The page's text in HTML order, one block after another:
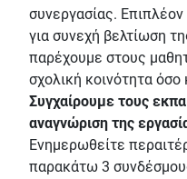
συνεργασίας.
για συνεχή βελτίωση
παρέχουμε στους
σχολική κοινότητα όσο
Συγχαίρουμε τους
αναγνώριση της
Ενημερωθείτε
παρακάτω 3